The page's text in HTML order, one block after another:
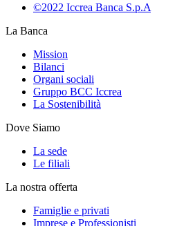
©2022 Iccrea Banca S.p.A
La Banca
Mission
Bilanci
Organi sociali
Gruppo BCC Iccrea
La Sostenibilità
Dove Siamo
La sede
Le filiali
La nostra offerta
Famiglie e privati
Imprese e Professionisti